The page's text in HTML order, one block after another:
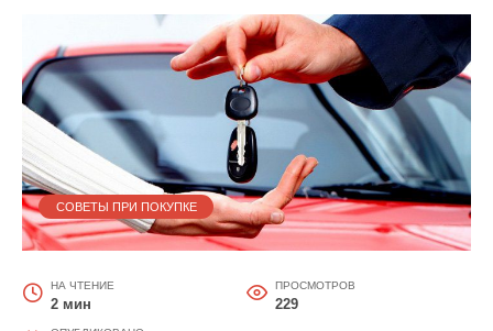
СОВЕТЫ ПРИ ПОКУПКЕ
НА ЧТЕНИЕ
2 мин
ПРОСМОТРОВ
229